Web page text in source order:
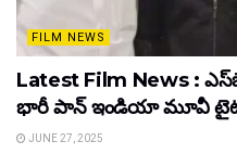
FILM NEWS
Latest Film News :
భారీ పాన్‌ ఇండియా మూవీ టైటిల్
JUNE 27, 2025